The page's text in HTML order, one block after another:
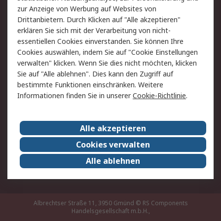
Hilfe
Rechtliches
RS Verkaufs- und
Lieferbedingungen
Datenschutz
Cookie-Richtlinie
Zahlungsbedingungen
Impressum
Webseite Konditionen
RS weltweit
Karriere bei RS
Nachhaltigkeit
Qualität/Zertifikate
Presse-Center
Event-Center
Albrechtser Straße 11, 3950 Gmünd © RS Components
Handelsgesellschaft m.b.H.,
zur Anzeige von Werbung auf Websites von
Drittanbietern. Durch Klicken auf "Alle akzeptieren"
erklären Sie sich mit der Verarbeitung von nicht-
essentiellen Cookies einverstanden. Sie können Ihre
Cookies auswählen, indem Sie auf "Cookie Einstellungen
verwalten" klicken. Wenn Sie dies nicht möchten, klicken
Sie auf "Alle ablehnen". Dies kann den Zugriff auf
bestimmte Funktionen einschränken. Weitere
Informationen finden Sie in unsererCookie-Richtlinie.
Alle akzeptieren
Cookies verwalten
Alle ablehnen